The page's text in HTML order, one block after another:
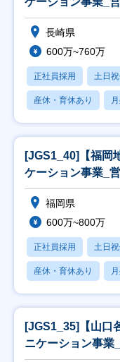
長崎県
600万~760万
正社員採用 土日
産休・育休あり
[JGS1_40]【福岡
ケーション事業_
福岡県
600万~800万
正社員採用 土日
産休・育休あり
[JGS1_35]【山口
ニケーション事業